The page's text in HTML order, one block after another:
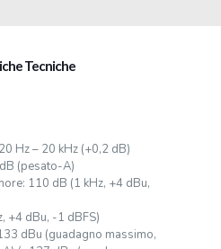
Tecniche
Hz – 20 kHz (+0,2 dB)
(pesato-A)
110 dB (1 kHz, +4 dBu,
+4 dBu, -1 dBFS)
dBu (guadagno massimo,